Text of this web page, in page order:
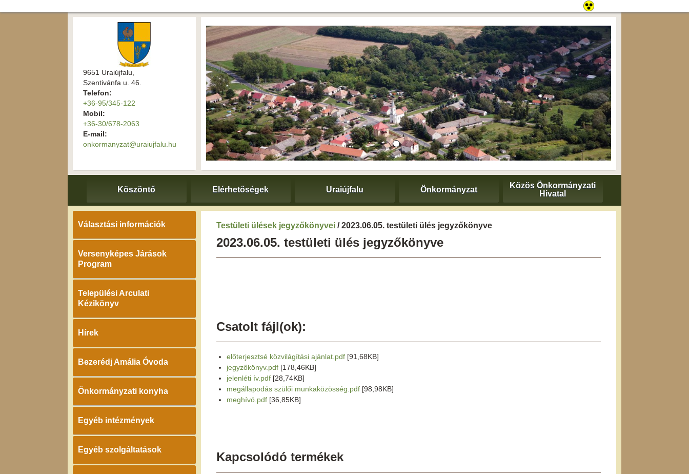
9651 Uraiújfalu,
Szentivánfa u. 46.
Telefon:
+36-95/345-122
Mobil:
+36-30/678-2063
E-mail:
onkormanyzat@uraiujfalu.hu
Köszöntő Elérhetőségek Uraiújfalu Önkormányzat
Közös Önkormányzati
Hivatal
Választási információk
Versenyképes Járások
Program
Települési Arculati
Kézikönyv
Hírek
Bezerédj Amália Óvoda
Önkormányzati konyha
Egyéb intézmények
Egyéb szolgáltatások
Testületi ülések jegyzőkönyvei / 2023.06.05. testületi ülés jegyzőkönyve
2023.06.05. testületi ülés jegyzőkönyve
Csatolt fájl(ok):
előterjesztsé közvilágítási ajánlat.pdf [91,68KB]
jegyzőkönyv.pdf [178,46KB]
jelenléti ív.pdf [28,74KB]
megállapodás szülői munkaközösség.pdf [98,98KB]
meghívó.pdf [36,85KB]
Kapcsolódó termékek